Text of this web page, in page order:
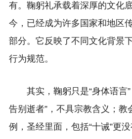
有。鞠躬礼承载着深厚的文化
今，已经成为许多国家和地区
部分。它反映了不同文化背景
行为规范。
其实，鞠躬只是“身体语言”
告别逝者”，不具宗教含义；教
例，圣经里面，包括“十诫”更没